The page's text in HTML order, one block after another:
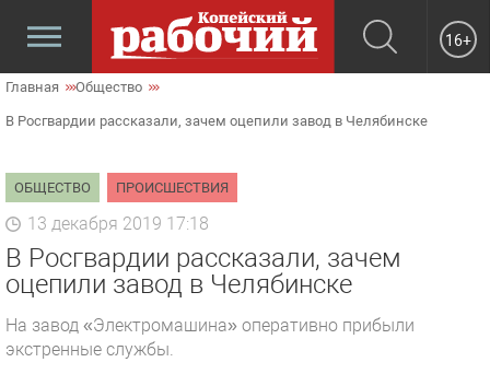
16+
Главная Общество
В Росгвардии рассказали, зачем оцепили завод в Челябинске
ОБЩЕСТВО ПРОИСШЕСТВИЯ
13 декабря 2019 17:18
В Росгвардии рассказали, зачем
оцепили завод в Челябинске
На завод «Электромашина» оперативно прибыли
экстренные службы.